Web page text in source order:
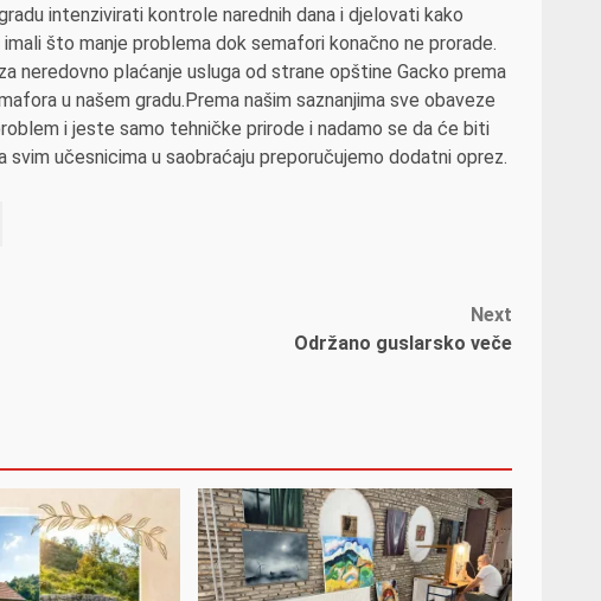
intenzivirati kontrole narednih dana i djelovati kako
što manje problema dok semafori konačno ne prorade.
neredovno plaćanje usluga od strane opštine Gacko prema
u našem gradu.Prema našim saznanjima sve obaveze
i jeste samo tehničke prirode i nadamo se da će biti
učesnicima u saobraćaju preporučujemo dodatni oprez.
Next
Održano guslarsko veče